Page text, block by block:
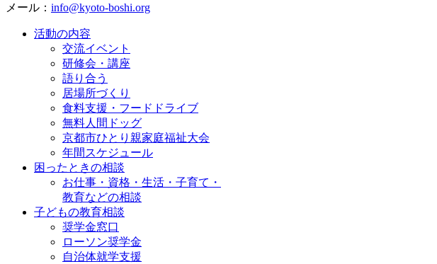
メール： info@kyoto-boshi.org
活動の内容
交流イベント
研修会・講座
語り合う
居場所づくり
食料支援・フードドライブ
無料人間ドッグ
京都市ひとり親家庭福祉大会
年間スケジュール
困ったときの相談
お仕事・資格・生活・子育て・
教育などの相談
子どもの教育相談
奨学金窓口
ローソン奨学金
自治体就学支援